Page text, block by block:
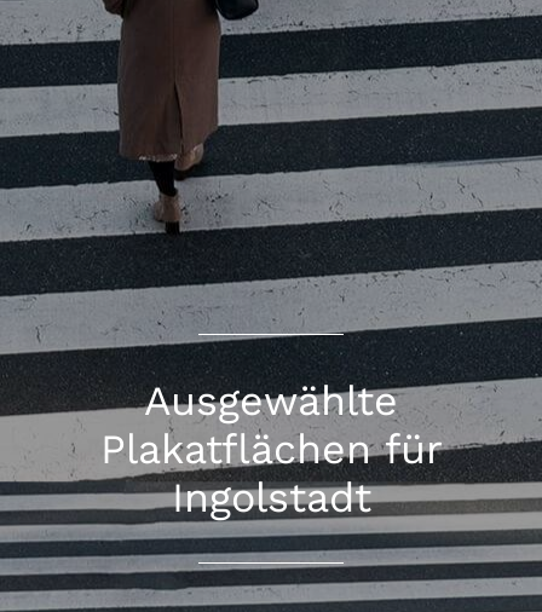
Ausgewählte
Plakatflächen für
Ingolstadt